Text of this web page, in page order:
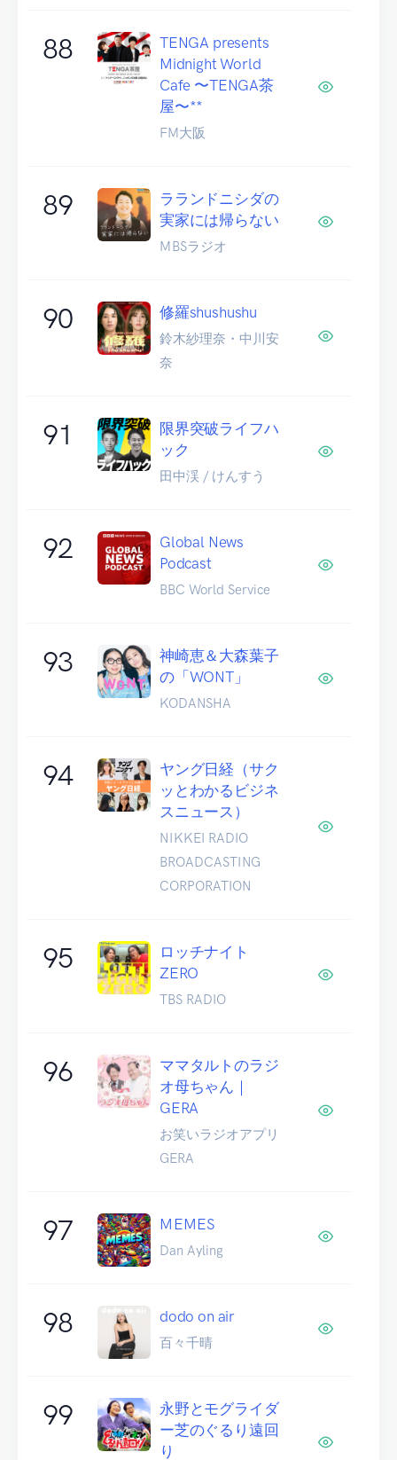
88
TENGA presents
Midnight World
Cafe 〜TENGA茶
屋〜**
FM大阪
89
ラランドニシダの
実家には帰らない
MBSラジオ
90 修羅shushushu
鈴木紗理奈・中川安
奈
91
限界突破ライフハ
ック
田中渓 / けんすう
92
Global News
Podcast
BBC World Service
93
神崎恵＆大森葉子
の「WONT」
KODANSHA
94
ヤング日経（サク
ッとわかるビジネ
スニュース）
NIKKEI RADIO
BROADCASTING
CORPORATION
95
ロッチナイト
ZERO
TBS RADIO
96
ママタルトのラジ
オ母ちゃん｜
GERA
お笑いラジオアプリ
GERA
97 MEMES
Dan Ayling
98 dodo on air
百々千晴
99
永野とモグライダ
ー芝のぐるり遠回
り